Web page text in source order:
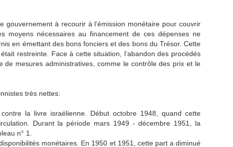
gouvernement à recourir à l’émission monétaire pour couvrir
moyens nécessaires au financement de ces dépenses ne
en émettant des bons fonciers et des bons du Trésor. Cette
restreinte. Face à cette situation, l’abandon des procédés
mesures administratives, comme le contrôle des prix et le
très nettes:
la livre israélienne. Début octobre 1948, quand cette
Durant la période mars 1949 - décembre 1951, la
n° 1.
monétaires. En 1950 et 1951, cette part a diminué